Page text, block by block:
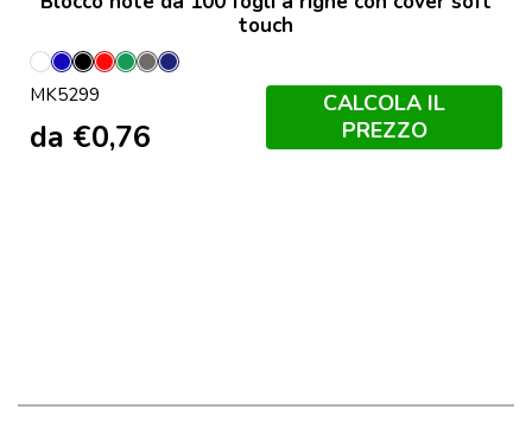
touch
Bianco
BluNeroRosso
Verde
GreyMarineo
MK5299
da €0,76
CALCOLA IL
PREZZO